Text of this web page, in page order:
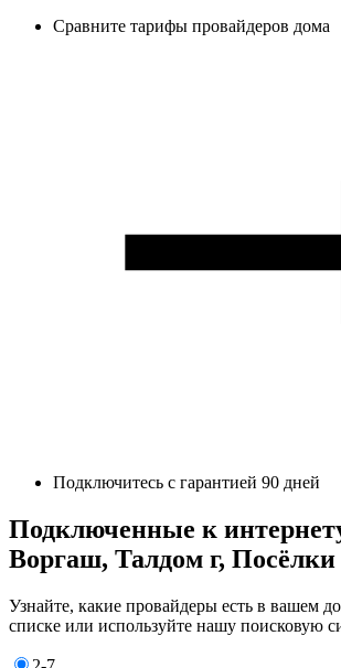
Сравните тарифы провайдеров дома
Подключитесь с гарантией 90 дней
Подключенные к
Воргаш, Талдом г, Посёлки
Узнайте, какие провайдеры есть в вашем
списке или используйте нашу поисковую